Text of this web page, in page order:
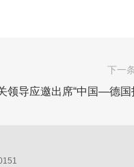
下一
领导应邀出席“中国—德